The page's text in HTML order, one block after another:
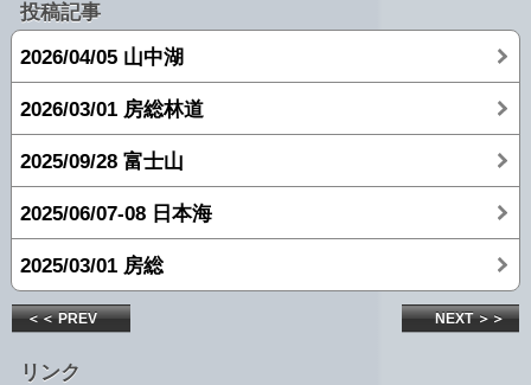
投稿記事
2026/04/05 山中湖
2026/03/01 房総林道
2025/09/28 富士山
2025/06/07-08 日本海
2025/03/01 房総
＜＜ PREV NEXT ＞＞
リンク